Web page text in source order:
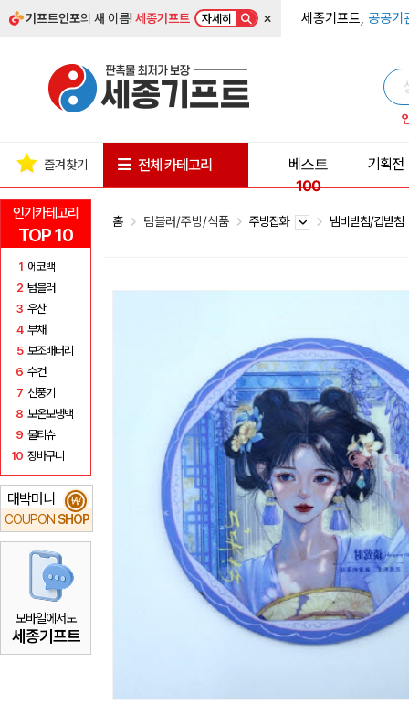
기프트인포의 새 이름!세종기프트 자세히 × 세종기프트, 공공기
인기카테고리
TOP 10
1 에코백
2 텀블러
3 우산
4 부채
5 보조배터리
6 수건
7 선풍기
8 보온보냉백
9 물티슈
10 장바구니
대박머니
COUPON SHOP
₩
모바일에서도
세종기프트
즐겨찾기 전체 카테고리
베스트
100
기획전
홈 텀블러/주방/식품 주방잡화 냄비받침/컵받침